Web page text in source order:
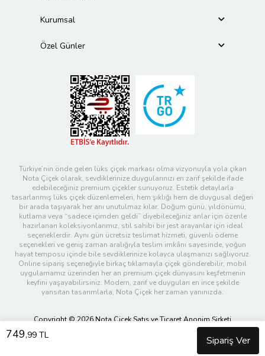
749,99 TL Sipariş Ver
Kurumsal
Özel Günler
Türkiye’nin önde gelen lüks çiçek markası olma vizyonuyla yola çıkan
Nota Çiçek olarak, sevdiklerinize duygularınızı en zarif şekilde ifade
edebileceğiniz premium çiçekler sunuyoruz. Estetik detaylarla
tasarlanmış lüks çiçek düzenlemeleri, hem şıklığı hem de duygusal değeri
bir arada taşıyarak her anı unutulmaz kılar. Doğum günü, yıldönümü,
kutlama veya “sadece içimden geldi” diyebileceğiniz anlar için özenle
hazırlanan koleksiyonlarımız, stil sahibi bir jest arayanlar için ideal
seçeneklerdir. Aynı gün ücretsiz teslimat hizmeti, güvenli ödeme
seçenekleri ve geniş zaman aralığıyla teslim imkânı sayesinde, yoğun
hayat temposu içinde bile sevdiklerinize kolayca ulaşmanızı sağlıyoruz.
Online sipariş seçeneğiyle birkaç tıklamayla çiçek gönderebilir, mobil
uygulamamız üzerinden her an premium çiçek dünyasını keşfetmenin
keyfini yaşayabilirsiniz. Modern, zarif ve duyguları en ince şekilde
yansıtan tasarımlarla, Nota Çiçek her zaman yanınızda.
Copyright © 2026 Nota Çiçek Satış ve Ticaret Anonim Şirketi